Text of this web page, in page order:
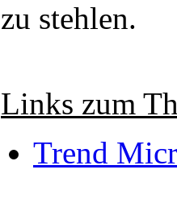
zu stehlen.
Links zum
Trend